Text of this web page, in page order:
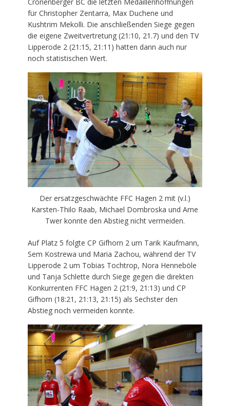
Cronenberger BC die letzten Medaillenhoffnungen
für Christopher Zentarra, Max Duchene und
Kushtrim Mekolli. Die anschließenden Siege gegen
die eigene Zweitvertretung (21:10, 21.7) und den TV
Lipperode 2 (21:15, 21:11) hatten dann auch nur
noch statistischen Wert.
Der ersatzgeschwächte FFC Hagen 2 mit (v.l.)
Karsten-Thilo Raab, Michael Dombroska und Arne
Twer konnte den Abstieg nicht vermeiden.
Auf Platz 5 folgte CP Gifhorn 2 um Tarik Kaufmann,
Sem Kostrewa und Maria Zachou, während der TV
Lipperode 2 um Tobias Tochtrop, Nora Henneböle
und Tanja Schlette durch Siege gegen die direkten
Konkurrenten FFC Hagen 2 (21:9, 21:13) und CP
Gifhorn (18:21, 21:13, 21:15) als Sechster den
Abstieg noch vermeiden konnte.